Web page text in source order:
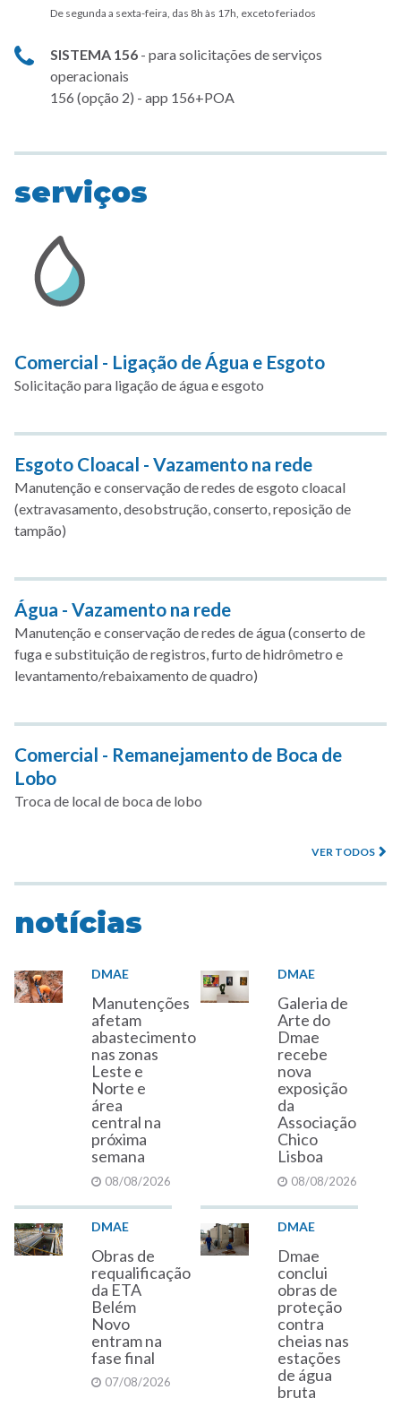
De segunda a sexta-feira, das 8h às 17h, exceto feriados
SISTEMA 156 - para solicitações de serviços
operacionais
156 (opção 2) - app 156+POA
serviços
Comercial - Ligação de Água e Esgoto
Solicitação para ligação de água e esgoto
Esgoto Cloacal - Vazamento na rede
Manutenção e conservação de redes de esgoto cloacal
(extravasamento, desobstrução, conserto, reposição de
tampão)
Água - Vazamento na rede
Manutenção e conservação de redes de água (conserto de
fuga e substituição de registros, furto de hidrômetro e
levantamento/rebaixamento de quadro)
Comercial - Remanejamento de Boca de
Lobo
Troca de local de boca de lobo
VER TODOS
notícias
DMAE
Manutenções
afetam
abastecimento
nas zonas
Leste e
Norte e
área
central na
próxima
semana
08/08/2026
DMAE
Galeria de
Arte do
Dmae
recebe
nova
exposição
da
Associação
Chico
Lisboa
08/08/2026
DMAE
Obras de
requalificação
da ETA
Belém
Novo
entram na
fase final
07/08/2026
DMAE
Dmae
conclui
obras de
proteção
contra
cheias nas
estações
de água
bruta